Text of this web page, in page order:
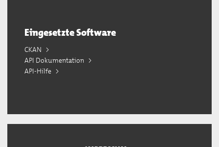
Eingesetzte Software
CKAN
API Dokumentation
API-Hilfe